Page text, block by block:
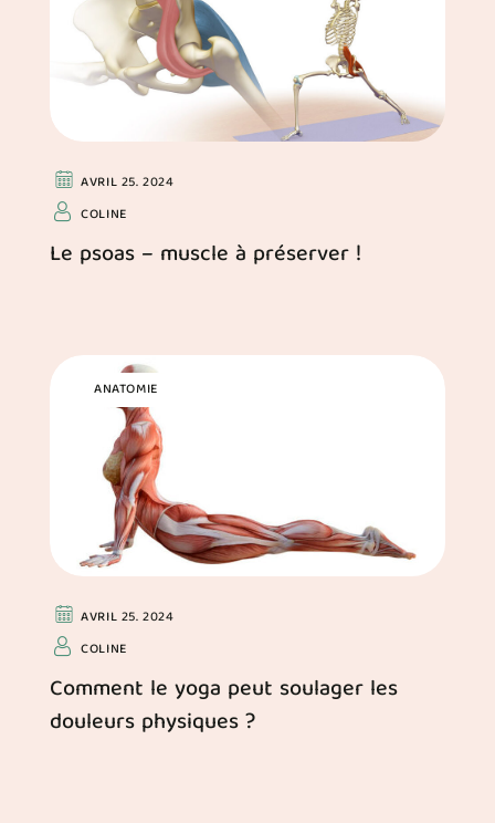
AVRIL 25. 2024
COLINE
Le psoas – muscle à préserver !
ANATOMIE
AVRIL 25. 2024
COLINE
Comment le yoga peut soulager les
douleurs physiques ?